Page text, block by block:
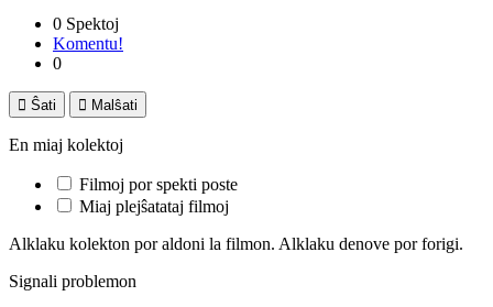
0 Spektoj
Komentu!
0
 Ŝati  Malŝati
En miaj kolektoj
Filmoj por spekti poste
Miaj plejŝatataj filmoj
Alklaku kolekton por aldoni la filmon. Alklaku denove por forigi.
Signali problemon